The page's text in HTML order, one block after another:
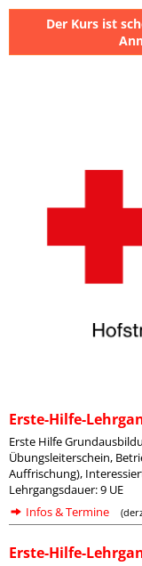
Der Kurs ist
Erste-Hilfe-
Erste Hilfe
Übungsleiterschein,
Auffrischung),
Lehrgangsdauer: 9 UE
Infos & Termine
Erste-Hilfe-